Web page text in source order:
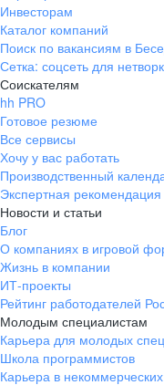
Инвесторам
Каталог компаний
Поиск по вакансиям в
Сетка: соцсеть для
Соискателям
hh PRO
Готовое резюме
Все сервисы
Хочу у вас работать
Производственный
Экспертная рекомендация
Новости и статьи
Блог
О компаниях в игровой
Жизнь в компании
ИТ-проекты
Рейтинг работодателей
Молодым специалистам
Карьера для молодых
Школа программистов
Карьера в